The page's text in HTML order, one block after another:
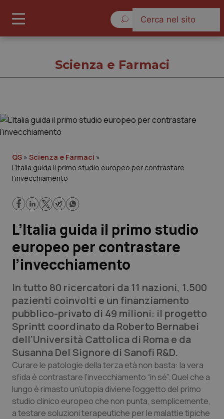
Governo e Parlamento
Regioni e Asl
Lavoro e Professioni
Scienza e Farmaci
Studi e Analisi
Lettere al direttore
Edizioni Regionali
QS Pro
Professionisti Sanitari.AI
Abruzzo
QS Pro Gold
Scienza e Farmaci
QS » Scienza e Farmaci »
L’Italia guida il primo studio europeo per contrastare
l’invecchiamento
L’Italia guida il primo studio
europeo per contrastare
l’invecchiamento
In tutto 80 ricercatori da 11 nazioni, 1.500
pazienti coinvolti e un finanziamento
pubblico-privato di 49 milioni: il progetto
Sprintt coordinato da Roberto Bernabei
dell’Università Cattolica di Roma e da
Susanna Del Signore di Sanofi R&D.
Curare le patologie della terza età non basta: la vera
sfida è contrastare l’invecchiamento “in sé”. Quel che a
lungo è rimasto un’utopia diviene l’oggetto del primo
studio clinico europeo che non punta, semplicemente,
a testare soluzioni terapeutiche per le malattie tipiche